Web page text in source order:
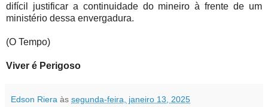
difícil justificar a continuidade do mineiro à frente de um
ministério dessa envergadura.
(O Tempo)
Viver é Perigoso
Edson Riera às segunda-feira, janeiro 13, 2025